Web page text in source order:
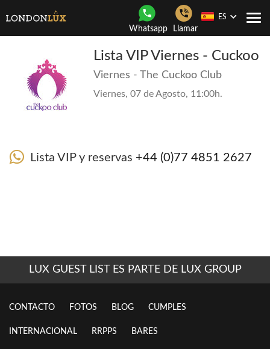
Whatsapp Llamar
ES
Lista VIP Viernes - Cuckoo
Viernes - The Cuckoo Club
Viernes, 07 de Agosto, 11:00h.
Lista VIP y reservas +44 (0)77 4851 2627
LUX GUEST LIST ES PARTE DE LUX GROUP
CONTACTO FOTOS BLOG CUMPLES
INTERNACIONAL RRPPS BARES